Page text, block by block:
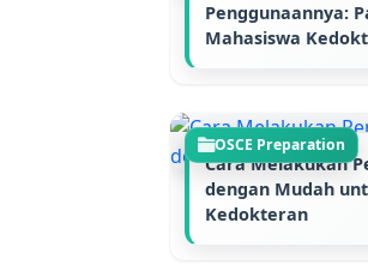
Penggunaannya:
Mahasiswa
OSCE Preparation
Cara Melakukan
dengan Mudah
Kedokteran